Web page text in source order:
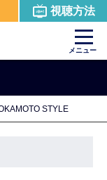
視聴方法
メニュー
STYLE